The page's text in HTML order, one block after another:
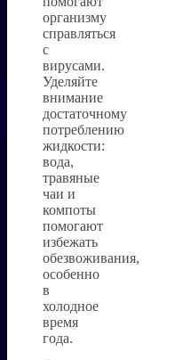
организму
справляться
с
вирусами.
Уделяйте
внимание
достаточному
потреблению
жидкости:
вода,
травяные
чаи и
компоты
помогают
избежать
обезвоживания,
особенно
в
холодное
время
года.